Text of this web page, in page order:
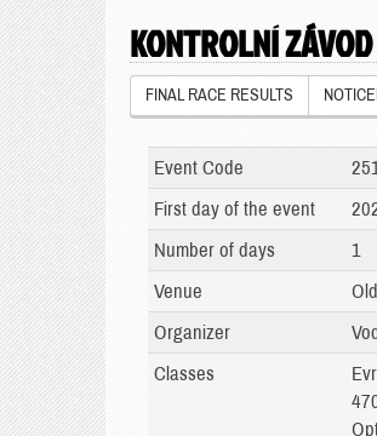
KONTROLNÍ
FINAL RACE RESULTS
Event Code
First day of the event
Number of days
1
Venue
Organizer
Classes